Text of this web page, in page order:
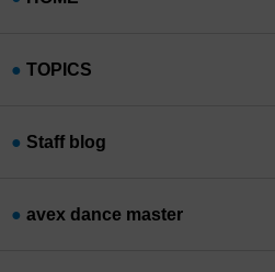
TOPICS
Staff blog
avex dance master